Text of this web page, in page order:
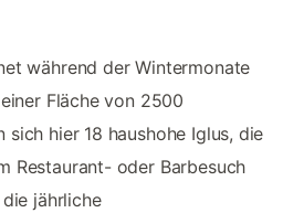
während der Wintermonate
Fläche von 2500
hier 18 haushohe Iglus, die
Restaurant- oder Barbesuch
jährliche